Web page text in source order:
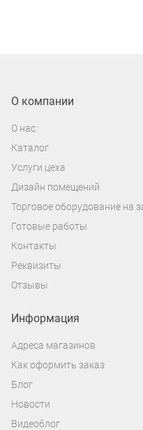
О компании
О нас
Каталог
Услуги цеха
Дизайн помещений
Торговое оборудование на
Готовые работы
Контакты
Реквизиты
Отзывы
Информация
Адреса магазинов
Как оформить заказ
Блог
Новости
Видеоблог